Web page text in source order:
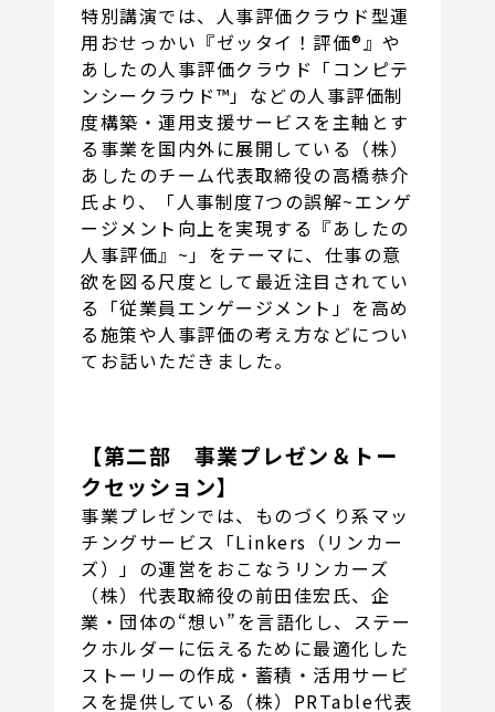
特別講演では、人事評価クラウド型運
用おせっかい『ゼッタイ！評価®』や
あしたの人事評価クラウド「コンピテ
ンシークラウド™」などの人事評価制
度構築・運用支援サービスを主軸とす
る事業を国内外に展開している（株）
あしたのチーム代表取締役の高橋恭介
氏より、「人事制度7つの誤解~エンゲ
ージメント向上を実現する『あしたの
人事評価』~」をテーマに、仕事の意
欲を図る尺度として最近注目されてい
る「従業員エンゲージメント」を高め
る施策や人事評価の考え方などについ
てお話いただきました。
【第二部 事業プレゼン＆トー
クセッション】
事業プレゼンでは、ものづくり系マッ
チングサービス「Linkers（リンカー
ズ）」の運営をおこなうリンカーズ
（株）代表取締役の前田佳宏氏、企
業・団体の“想い”を言語化し、ステー
クホルダーに伝えるために最適化した
ストーリーの作成・蓄積・活用サービ
スを提供している（株）PRTable代表